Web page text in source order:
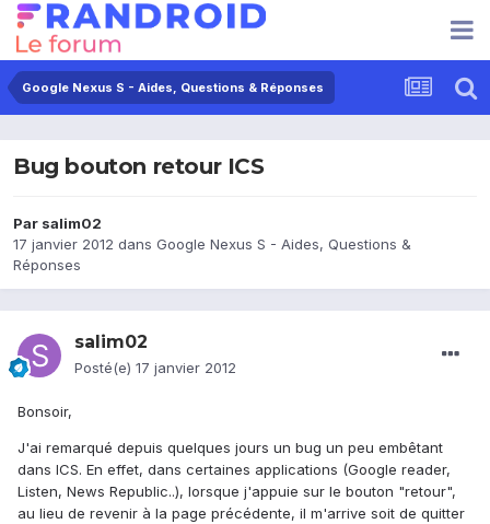
Google Nexus S - Aides, Questions & Réponses
Bug bouton retour ICS
Par salim02
17 janvier 2012 dans Google Nexus S - Aides, Questions &
Réponses
salim02
Posté(e) 17 janvier 2012
Bonsoir,
J'ai remarqué depuis quelques jours un bug un peu embêtant
dans ICS. En effet, dans certaines applications (Google reader,
Listen, News Republic..), lorsque j'appuie sur le bouton "retour",
au lieu de revenir à la page précédente, il m'arrive soit de quitter